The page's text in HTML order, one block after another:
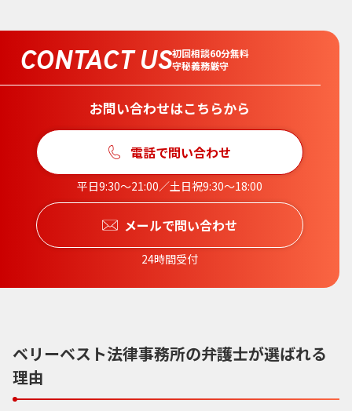
CONTACT US初回相談60分無料
守秘義務厳守
お問い合わせはこちらから
電話で問い合わせ
平日9:30〜21:00／土日祝9:30〜18:00
メールで問い合わせ
24時間受付
ベリーベスト法律事務所の弁護士が選ばれる
理由